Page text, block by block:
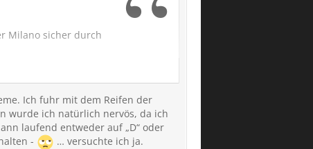
Milano sicher durch
Ich fuhr mit dem Reifen der
wurde ich natürlich nervös, da ich
laufend entweder auf „D“ oder
-
… versuchte ich ja.